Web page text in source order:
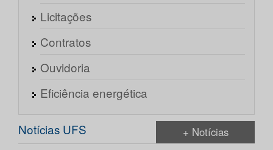
Licitações
Contratos
Ouvidoria
Eficiência energética
Notícias UFS + Notícias